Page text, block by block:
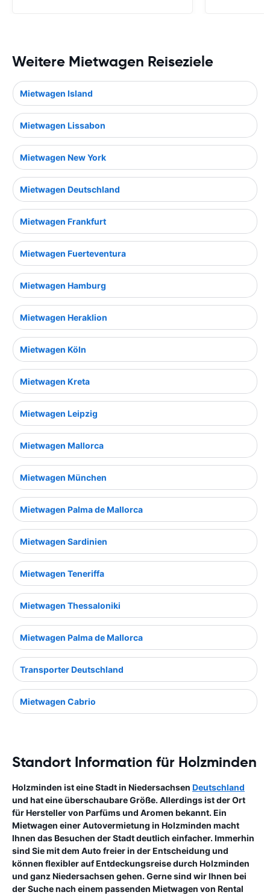
Weitere Mietwagen Reiseziele
Mietwagen Island
Mietwagen Lissabon
Mietwagen New York
Mietwagen Deutschland
Mietwagen Frankfurt
Mietwagen Fuerteventura
Mietwagen Hamburg
Mietwagen Heraklion
Mietwagen Köln
Mietwagen Kreta
Mietwagen Leipzig
Mietwagen Mallorca
Mietwagen München
Mietwagen Palma de Mallorca
Mietwagen Sardinien
Mietwagen Teneriffa
Mietwagen Thessaloniki
Mietwagen Palma de Mallorca
Transporter Deutschland
Mietwagen Cabrio
Standort Information für Holzminden
Holzminden ist eine Stadt in Niedersachsen Deutschland
und hat eine überschaubare Größe. Allerdings ist der Ort
für Hersteller von Parfüms und Aromen bekannt. Ein
Mietwagen einer Autovermietung in Holzminden macht
Ihnen das Besuchen der Stadt deutlich einfacher. Immerhin
sind Sie mit dem Auto freier in der Entscheidung und
können flexibler auf Entdeckungsreise durch Holzminden
und ganz Niedersachsen gehen. Gerne sind wir Ihnen bei
der Suche nach einem passenden Mietwagen von Rental